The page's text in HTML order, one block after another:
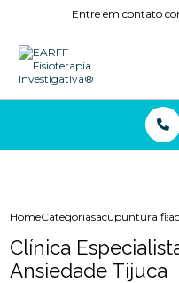
Entre em contato
HomeCategoriasacupuntura
Clínica
Ansiedade Tijuca